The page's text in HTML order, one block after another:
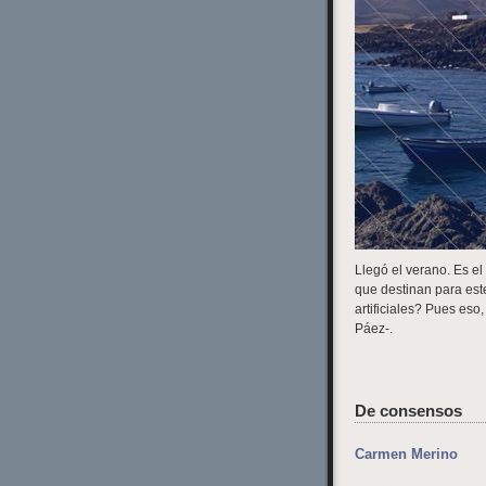
Llegó el verano. Es
que destinan para
artificiales? Pues
Páez-.
De consensos
Carmen Merino